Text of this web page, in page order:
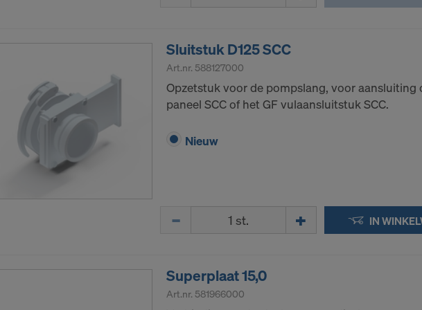
Sluitstuk D125 SCC
Art.nr. 588127000
Opzetstuk voor de pompslang, voor aansluiting
paneel SCC of het GF vulaansluitstuk SCC.
Nieuw
IN
Superplaat 15,0
Art.nr. 581966000
autoriteiten toegankelijk zijn en dat u vrijwel geen effectieve
rechten tegenover deze actie van de Amerikaanse autoriteiten hebt.
die wij naar de VS doorsturen, zijn met name IP-adressen
diverse toepassingen met de volgende ontvangers samen:
Inc.
Inc.